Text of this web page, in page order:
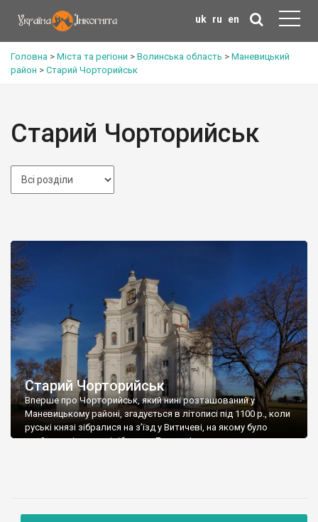
uk ru en
Головна > Міста та регіони > Волинська область > Маневицький
район > Старий Чорторийськ
Старий Чорторийськ
Старий Чорторийськ
Вперше про Чорторийськ, який нині розташований у
Маневицькому районі, згадується в літописі під 1100 р., коли
руські князі зібралися на з’їзд у Витичеві, на якому було
прийняте рішення відібрати у Давида Ігоровича стольне